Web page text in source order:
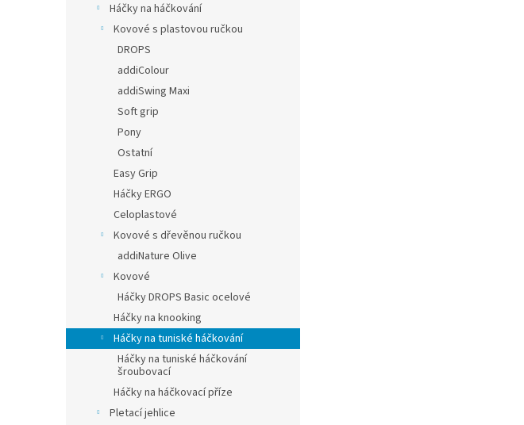
Háčky na háčkování
Kovové s plastovou ručkou
DROPS
addiColour
addiSwing Maxi
Soft grip
Pony
Ostatní
Easy Grip
Háčky ERGO
Celoplastové
Kovové s dřevěnou ručkou
addiNature Olive
Kovové
Háčky DROPS Basic ocelové
Háčky na knooking
Háčky na tuniské háčkování
Háčky na tuniské háčkování
šroubovací
Háčky na háčkovací příze
Pletací jehlice